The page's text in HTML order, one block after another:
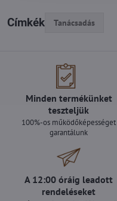
Címkék Tanácsadás
Minden termékünket
teszteljük
100%-os működőképességet
garantálunk
A 12:00 óráig leadott
rendeléseket